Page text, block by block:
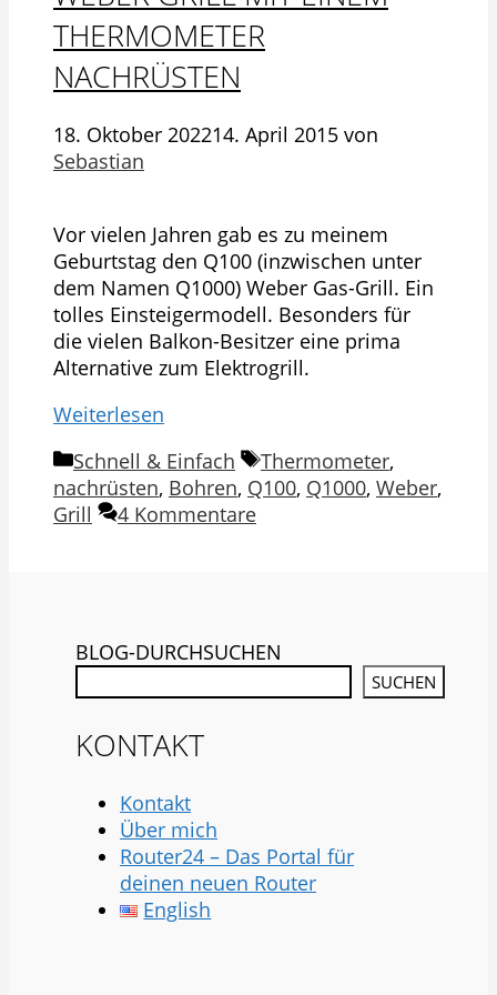
THERMOMETER
NACHRÜSTEN
18. Oktober 202214. April 2015 von
Sebastian
Vor vielen Jahren gab es zu meinem
Geburtstag den Q100 (inzwischen unter
dem Namen Q1000) Weber Gas-Grill. Ein
tolles Einsteigermodell. Besonders für
die vielen Balkon-Besitzer eine prima
Alternative zum Elektrogrill.
Weiterlesen
Kategorien
Schnell & Einfach Schlagwörter
Thermometer,
nachrüsten, Bohren, Q100, Q1000, Weber,
Grill
4 Kommentare
BLOG-DURCHSUCHEN
SUCHEN
KONTAKT
Kontakt
Über mich
Router24 – Das Portal für
deinen neuen Router
English